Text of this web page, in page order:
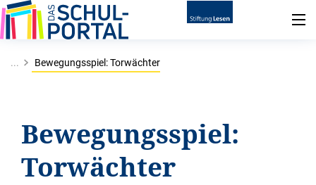
... Bewegungsspiel: Torwächter
Bewegungsspiel:
Torwächter